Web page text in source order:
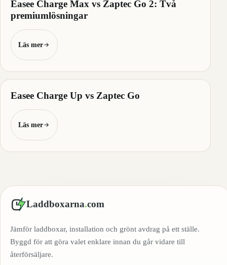
Easee Charge Max vs Zaptec Go 2: Två
premiumlösningar
Läs mer
Easee Charge Up vs Zaptec Go
Läs mer
Laddboxarna.com
Jämför laddboxar, installation och grönt avdrag på ett ställe.
Byggd för att göra valet enklare innan du går vidare till
återförsäljare.